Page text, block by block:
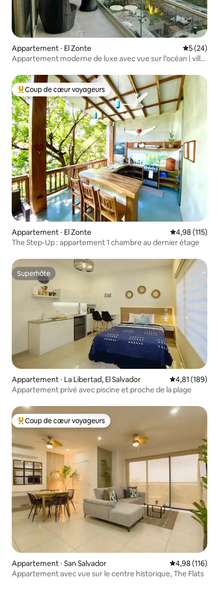
Appartement ⋅ El Zonte
5 (24)
Appartement moderne de luxe avec vue sur l’océan | ville
Coups de cœur voyageurs les plus appréciés
Coup de cœur voyageurs
Appartement ⋅ El Zonte Évaluation
4,98 (115)
The Step-Up : appartement 1 chambre au dernier étage
Superhôte
Superhôte
Appartement ⋅ La Libertad, El Salvador Évaluation
4,81 (189)
Appartement privé avec piscine et proche de la plage
Coups de cœur voyageurs les plus appréciés
Coup de cœur voyageurs
Appartement ⋅ San Salvador Évaluation
4,98 (116)
Appartement avec vue sur le centre historique, The Flats